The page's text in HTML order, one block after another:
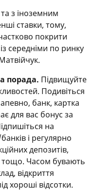
з іноземним
ставки, тому,
покрити
середніми по ринку
порада. Підвищуйте
Подивіться
банк, картка
для вас бонус за
на
і регулярно
депозитів,
Часом бувають
відкриття
хороші відсотки.